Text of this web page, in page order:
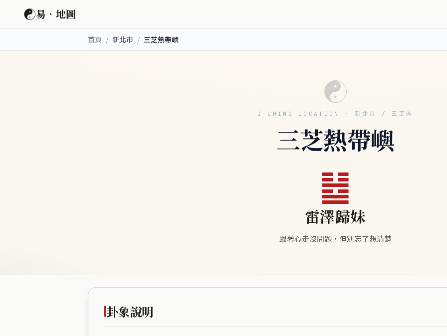
☯易．地圖
首頁 / 新北市 / 三芝熱帶嶼
☯
I-CHING LOCATION · 新北市 / 三芝區
三芝熱帶嶼
䷵
雷澤歸妹
跟著心走沒問題，但別忘了想清楚
卦象說明